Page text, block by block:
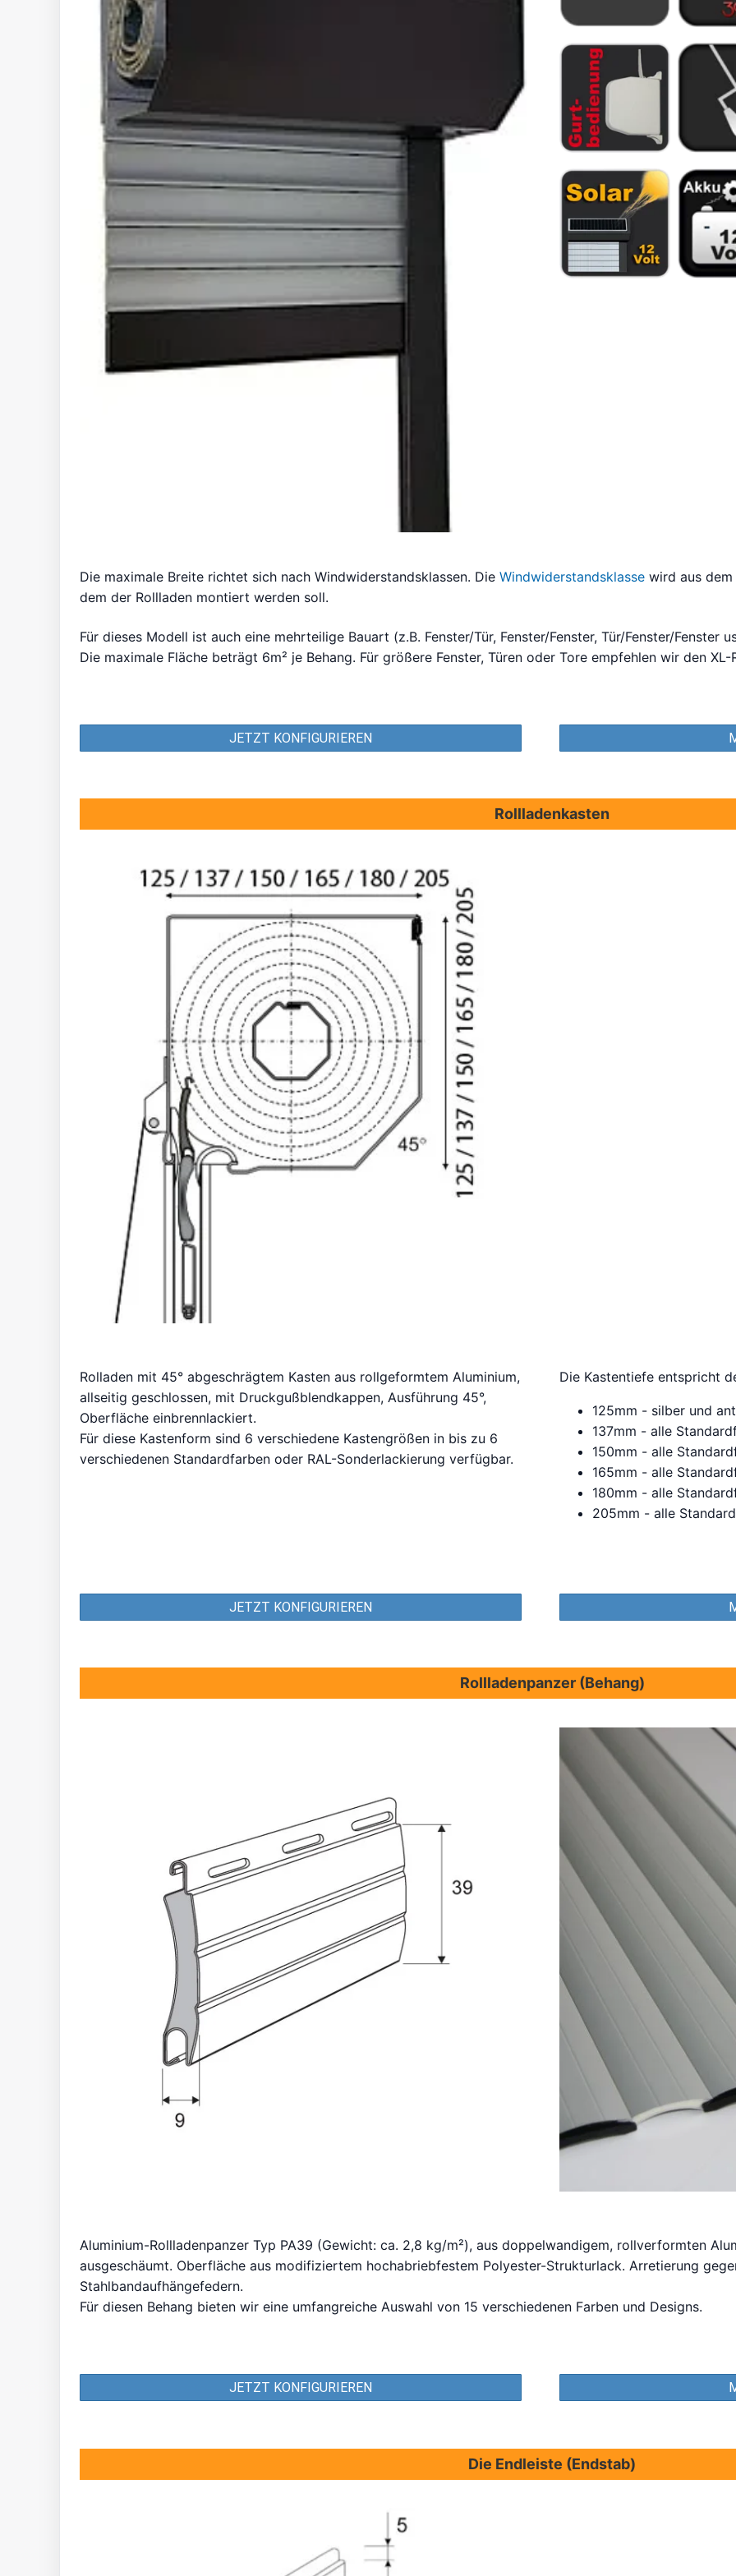
Die maximale Breite richtet sich nach Windwiderstandsklassen. Die Windwiderstandsklasse wird aus
dem der Rollladen montiert werden soll.
Für dieses Modell ist auch eine mehrteilige Bauart (z.B. Fenster/Tür, Fenster/Fenster, Tür/Fenster/Fenster
Die maximale Fläche beträgt 6m² je Behang. Für größere Fenster, Türen oder Tore empfehlen wir den XL-
JETZT KONFIGURIEREN
Rollladenkasten
Rolladen mit 45° abgeschrägtem Kasten aus rollgeformtem Aluminium,
allseitig geschlossen, mit Druckgußblendkappen, Ausführung 45°,
Oberfläche einbrennlackiert.
Für diese Kastenform sind 6 verschiedene Kastengrößen in bis zu 6
verschiedenen Standardfarben oder RAL-Sonderlackierung verfügbar.
Die Kastentiefe entspricht
125mm - silber und
137mm - alle
150mm - alle
165mm - alle
180mm - alle
205mm - alle
JETZT KONFIGURIEREN
Rollladenpanzer (Behang)
Aluminium-Rollladenpanzer Typ PA39 (Gewicht: ca. 2,8 kg/m²), aus doppelwandigem, rollverformten
ausgeschäumt. Oberfläche aus modifiziertem hochabriebfestem Polyester-Strukturlack. Arretierung
Stahlbandaufhängefedern.
Für diesen Behang bieten wir eine umfangreiche Auswahl von 15 verschiedenen Farben und Designs.
JETZT KONFIGURIEREN
Die Endleiste (Endstab)